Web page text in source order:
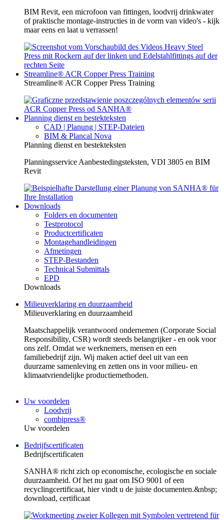
BIM Revit, een microfoon van fittingen, loodvrij drinkwater
of praktische montage-instructies in de vorm van video's - kijk
maar eens en laat u verrassen!
Streamline® ACR Copper Press Training
Streamline® ACR Copper Press Training
Planning dienst en bestekteksten
CAD | Planung | STEP-Dateien
BIM & Plancal Nova
Planning dienst en bestekteksten
Planningsservice Aanbestedingsteksten, VDI 3805 en BIM
Revit
Downloads
Folders en documenten
Testprotocol
Productcertificaten
Montagehandleidingen
Afmetingen
STEP-Bestanden
Technical Submittals
EPD
Downloads
Milieuverklaring en duurzaamheid
Milieuverklaring en duurzaamheid
Maatschappelijk verantwoord ondernemen (Corporate Social
Responsibility, CSR) wordt steeds belangrijker - en ook voor
ons zelf. Omdat we werknemers, mensen en een
familiebedrijf zijn. Wij maken actief deel uit van een
duurzame samenleving en zetten ons in voor milieu- en
klimaatvriendelijke productiemethoden.
Uw voordelen
Loodvrij
combipress®
Uw voordelen
Bedrijfscertificaten
Bedrijfscertificaten
SANHA® richt zich op economische, ecologische en sociale
duurzaamheid. Of het nu gaat om ISO 9001 of een
recyclingcertificaat, hier vindt u de juiste documenten.&nbsp;
download, certificaat